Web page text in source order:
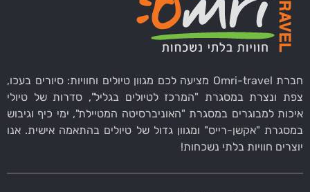
חברת Omri-travel מציעה לכם מגוון טיולים וחוויות: סיורים בעכו,
צפת ונצרת במסגרת "המרכז לטיולים בגליל", סדרות של טיולי
איכות למבוגרים במסגרת "האוניברסיטה המטיילת", ימי כיף וגיבוש
במסגרת "אקשן-רייס" ומגוון גדול של טיולים בהתאמה אישית. אנו
יוצרים חוויות בלתי נשכחות!